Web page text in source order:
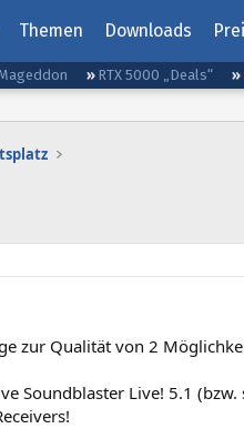
Themen Downloads
RTX 5000 „Deals“
zur Qualität von 2
Soundblaster Live! 5.1